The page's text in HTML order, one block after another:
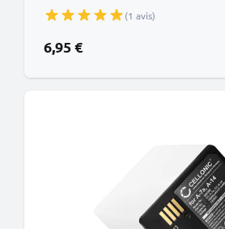
(1 avis)
6,95 €